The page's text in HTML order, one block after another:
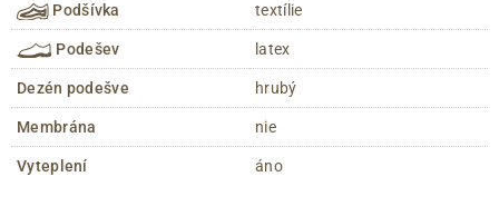
Podšívka textílie
Podešev latex
Dezén podešve hrubý
Membrána nie
Vyteplení áno